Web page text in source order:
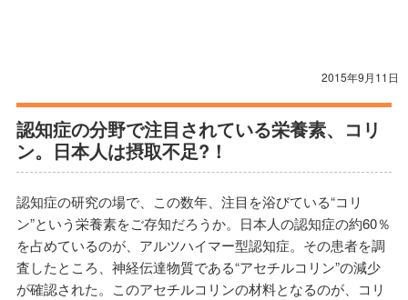
2015年9月11日
認知症の分野で注目されている栄養素、コリ
ン。日本人は摂取不足?！
認知症の研究の場で、この数年、注目を浴びている“コリ
ン”という栄養素をご存知だろうか。日本人の認知症の約60％
を占めているのが、アルツハイマー型認知症。その患者を調
査したところ、神経伝達物質である“アセチルコリン”の減少
が確認された。このアセチルコリンの材料となるのが、コリ